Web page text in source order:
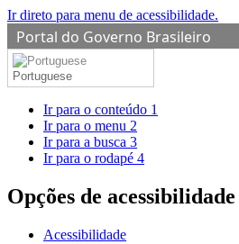
Ir direto para menu de acessibilidade.
Portal do Governo Brasileiro
Portuguese
Ir para o conteúdo 1
Ir para o menu 2
Ir para a busca 3
Ir para o rodapé 4
Opções de acessibilidade
Acessibilidade